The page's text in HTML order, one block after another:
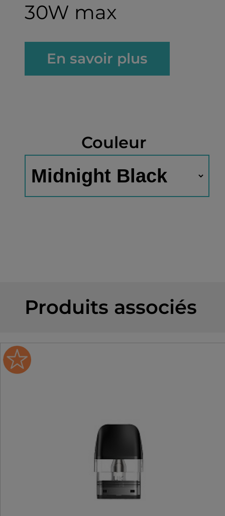
30W max
En savoir plus
Couleur
Produits associés